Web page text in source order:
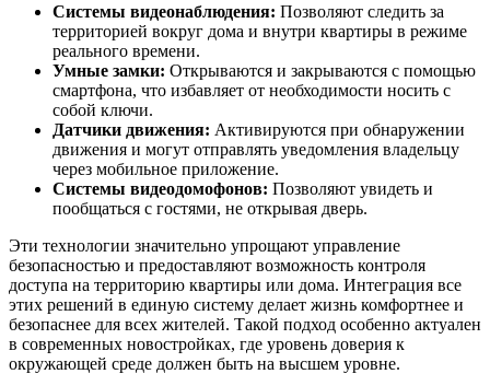
Системы видеонаблюдения: Позволяют следить за
территорией вокруг дома и внутри квартиры в режиме
реального времени.
Умные замки: Открываются и закрываются с помощью
смартфона, что избавляет от необходимости носить с
собой ключи.
Датчики движения: Активируются при обнаружении
движения и могут отправлять уведомления владельцу
через мобильное приложение.
Системы видеодомофонов: Позволяют увидеть и
пообщаться с гостями, не открывая дверь.
Эти технологии значительно упрощают управление
безопасностью и предоставляют возможность контроля
доступа на территорию квартиры или дома. Интеграция все
этих решений в единую систему делает жизнь комфортнее и
безопаснее для всех жителей. Такой подход особенно актуален
в современных новостройках, где уровень доверия к
окружающей среде должен быть на высшем уровне.